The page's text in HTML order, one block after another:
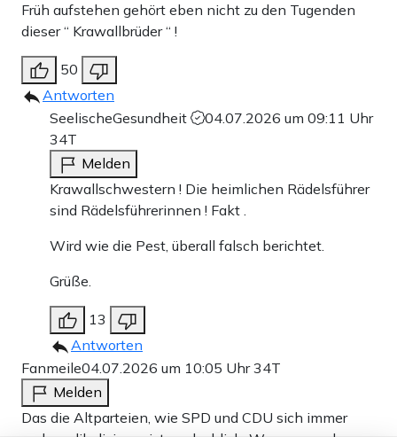
Früh aufstehen gehört eben nicht zu den Tugenden
dieser “ Krawallbrüder “ !
50
Antworten
SeelischeGesundheit
04.07.2026 um 09:11 Uhr
34T
Melden
Krawallschwestern ! Die heimlichen Rädelsführer
sind Rädelsführerinnen ! Fakt .
Wird wie die Pest, überall falsch berichtet.
Grüße.
13
Antworten
Fanmeile04.07.2026 um 10:05 Uhr34T
Melden
Das die Altparteien, wie SPD und CDU sich immer